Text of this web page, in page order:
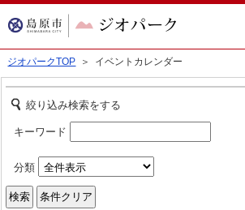
ジオパークTOP ＞ イベントカレンダー
絞り込み検索をする
キーワード
分類